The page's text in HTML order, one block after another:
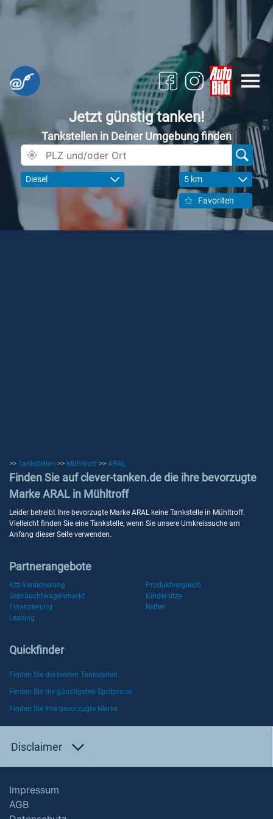
Jetzt günstig tanken!
Tankstellen in Deiner Umgebung finden
Diesel 5 km
Favoriten
>> Tankstellen >> Mühltroff >> ARAL
Finden Sie auf clever-tanken.de die ihre bevorzugte
Marke ARAL in Mühltroff
Leider betreibt Ihre bevorzugte Marke ARAL keine Tankstelle in Mühltroff.
Vielleicht finden Sie eine Tankstelle, wenn Sie unsere Umkreissuche am
Anfang dieser Seite verwenden.
Partnerangebote
Kfz-Versicherung
Produktvergleich
Gebrauchtwagenmarkt
Kindersitze
Finanzierung
Reifen
Leasing
Quickfinder
Finden Sie die besten Tankstellen
Finden Sie die günstigsten Spritpreise
Finden Sie Ihre bevorzugte Marke
Disclaimer
Impressum
AGB